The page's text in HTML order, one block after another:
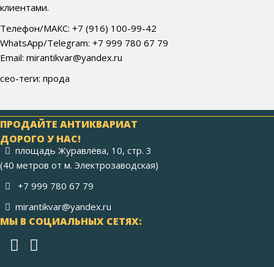
клиентами.
Телефон/МАКС: +7 (916) 100-99-42
WhatsApp/Telegram: +7 999 780 67 79
Email: mirantikvar@yandex.ru
сео-теги: прода
ПРОДАЙТЕ АНТИКВАРИАТ
ДОРОГО У НАС!
площадь Журавлёва, 10, стр. 3
(40 метров от м. Электрозаводская)
+7 999 780 67 79
mirantikvar@yandex.ru
МЫ В СОЦИАЛЬНЫХ СЕТЯХ: